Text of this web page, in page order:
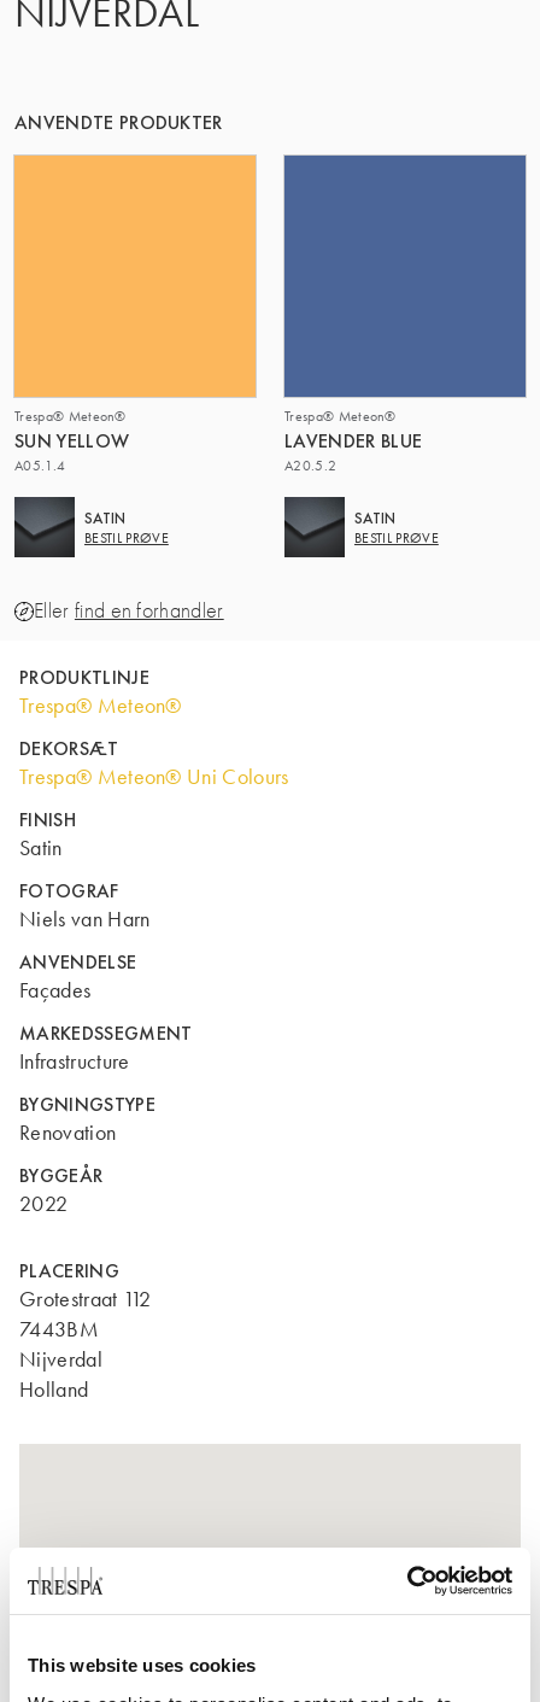
This website uses cookies
NIJVERDAL
ANVENDTE PRODUKTER
Trespa® Meteon®
SUN YELLOW
A05.1.4
SATIN
BESTIL PRØVE
Trespa® Meteon®
LAVENDER BLUE
A20.5.2
SATIN
BESTIL PRØVE
Eller find en forhandler
PRODUKTLINJE
Trespa® Meteon®
DEKORSÆT
Trespa® Meteon® Uni Colours
FINISH
Satin
FOTOGRAF
Niels van Harn
ANVENDELSE
Façades
MARKEDSSEGMENT
Infrastructure
BYGNINGSTYPE
Renovation
BYGGEÅR
2022
PLACERING
Grotestraat 112
7443BM
Nijverdal
Holland